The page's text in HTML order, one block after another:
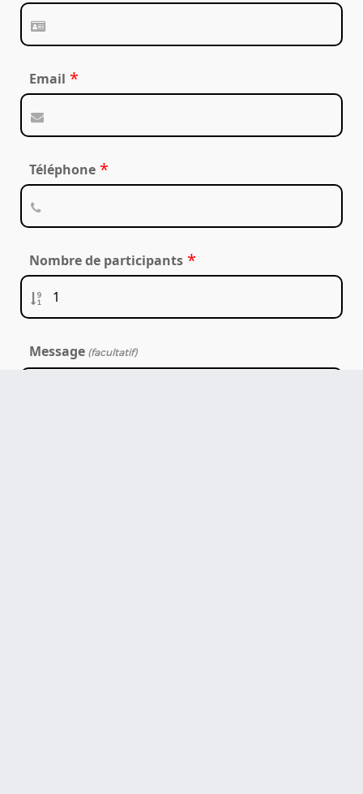
Email *
Téléphone *
Nombre de participants *
Message (facultatif)